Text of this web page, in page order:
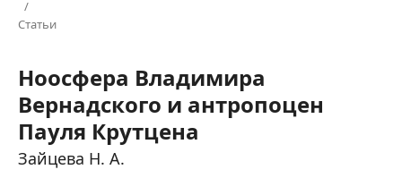
/
Статьи
Ноосфера Владимира
Вернадского и антропоцен
Пауля Крутцена
Зайцева Н. А.